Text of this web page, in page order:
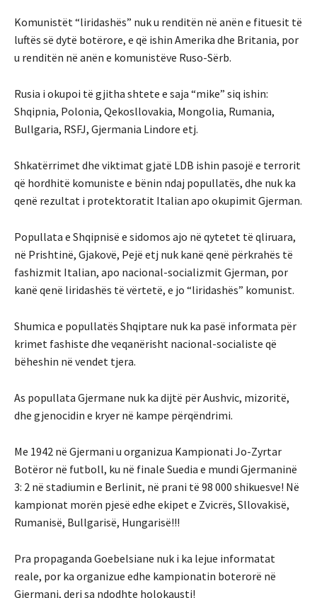
Komunistët “liridashës” nuk u renditën në anën e fituesit të
luftës së dytë botërore, e që ishin Amerika dhe Britania, por
u renditën në anën e komunistëve Ruso-Sërb.
Rusia i okupoi të gjitha shtete e saja “mike” siq ishin:
Shqipnia, Polonia, Qekosllovakia, Mongolia, Rumania,
Bullgaria, RSFJ, Gjermania Lindore etj.
Shkatërrimet dhe viktimat gjatë LDB ishin pasojë e terrorit
që hordhitë komuniste e bënin ndaj popullatës, dhe nuk ka
qenë rezultat i protektoratit Italian apo okupimit Gjerman.
Popullata e Shqipnisë e sidomos ajo në qytetet të qliruara,
në Prishtinë, Gjakovë, Pejë etj nuk kanë qenë përkrahës të
fashizmit Italian, apo nacional-socializmit Gjerman, por
kanë qenë liridashës të vërtetë, e jo “liridashës” komunist.
Shumica e popullatës Shqiptare nuk ka pasë informata për
krimet fashiste dhe veqanërisht nacional-socialiste që
bëheshin në vendet tjera.
As popullata Gjermane nuk ka dijtë për Aushvic, mizoritë,
dhe gjenocidin e kryer në kampe përqëndrimi.
Me 1942 në Gjermani u organizua Kampionati Jo-Zyrtar
Botëror në futboll, ku në finale Suedia e mundi Gjermaninë
3: 2 në stadiumin e Berlinit, në prani të 98 000 shikuesve! Në
kampionat morën pjesë edhe ekipet e Zvicrës, Sllovakisë,
Rumanisë, Bullgarisë, Hungarisë!!!
Pra propaganda Goebelsiane nuk i ka lejue informatat
reale, por ka organizue edhe kampionatin boterorë në
Gjermani, deri sa ndodhte holokausti!